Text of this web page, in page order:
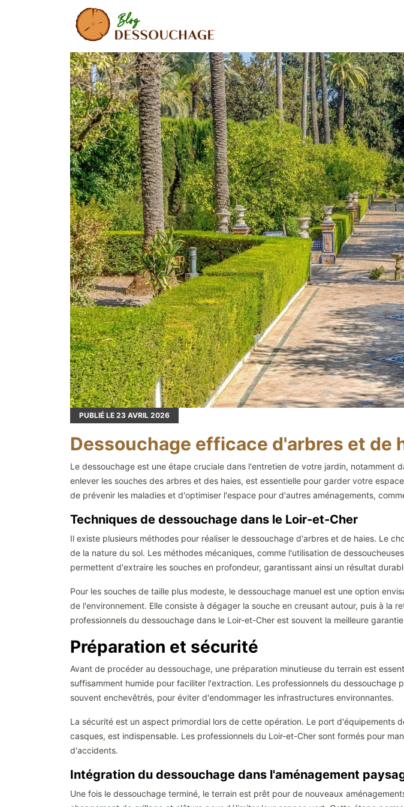
PUBLIÉ LE 23 AVRIL 2026
Dessouchage efficace d'arbres et de
Le dessouchage est une étape cruciale dans l'entretien de votre jardin,
enlever les souches des arbres et des haies, est essentielle pour garder votre
de prévenir les maladies et d'optimiser l'espace pour d'autres aménagements,
Techniques de dessouchage dans le Loir-et-Cher
Il existe plusieurs méthodes pour réaliser le dessouchage d'arbres et de haies. Le
de la nature du sol. Les méthodes mécaniques, comme l'utilisation de
permettent d'extraire les souches en profondeur, garantissant ainsi un résultat
Pour les souches de taille plus modeste, le dessouchage manuel est une option
de l'environnement. Elle consiste à dégager la souche en creusant autour, puis à la
professionnels du dessouchage dans le Loir-et-Cher est souvent la meilleure
Préparation et sécurité
Avant de procéder au dessouchage, une préparation minutieuse du terrain est
suffisamment humide pour faciliter l'extraction. Les professionnels du
souvent enchevêtrés, pour éviter d'endommager les infrastructures environnantes.
La sécurité est un aspect primordial lors de cette opération. Le port
casques, est indispensable. Les professionnels du Loir-et-Cher sont formés pour
d'accidents.
Intégration du dessouchage dans l'aménagement
Une fois le dessouchage terminé, le terrain est prêt pour de nouveaux